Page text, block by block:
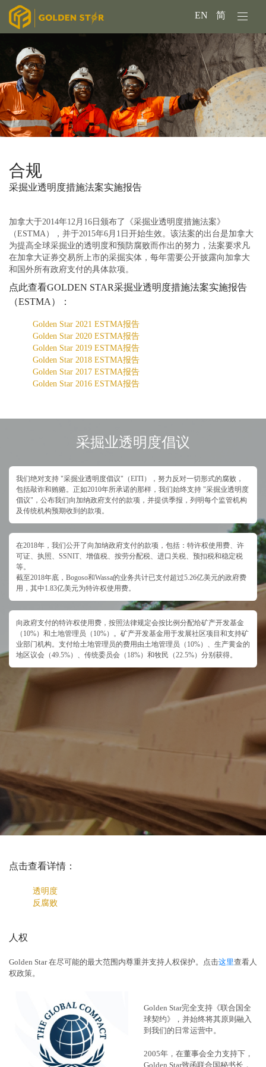
EN 简
合规
采掘业透明度措施法案实施报告
加拿大于2014年12月16日颁布了《采掘业透明度措施法案》
（ESTMA），并于2015年6月1日开始生效。该法案的出台是加拿大
为提高全球采掘业的透明度和预防腐败而作出的努力，法案要求凡
在加拿大证券交易所上市的采掘实体，每年需要公开披露向加拿大
和国外所有政府支付的具体款项。
点此查看GOLDEN STAR采掘业透明度措施法案实施报告
（ESTMA）：
Golden Star 2021 ESTMA报告
Golden Star 2020 ESTMA报告
Golden Star 2019 ESTMA报告
Golden Star 2018 ESTMA报告
Golden Star 2017 ESTMA报告
Golden Star 2016 ESTMA报告
采掘业透明度倡议
我们绝对支持 "采掘业透明度倡议"（EITI），努力反对一切形式的腐败，
包括敲诈和贿赂。正如2010年所承诺的那样，我们始终支持 "采掘业透明度
倡议"，公布我们向加纳政府支付的款项，并提供季报，列明每个监管机构
及传统机构预期收到的款项。
在2018年，我们公开了向加纳政府支付的款项，包括：特许权使用费、许
可证、执照、SSNIT、增值税、按劳分配税、进口关税、预扣税和稳定税
等。
截至2018年底，Bogoso和Wassa的业务共计已支付超过5.26亿美元的政府费
用，其中1.83亿美元为特许权使用费。
向政府支付的特许权使用费，按照法律规定会按比例分配给矿产开发基金
（10%）和土地管理员（10%）。矿产开发基金用于发展社区项目和支持矿
业部门机构。支付给土地管理员的费用由土地管理员（10%）、生产黄金的
地区议会（49.5%）、传统委员会（18%）和牧民（22.5%）分别获得。
点击查看详情：
透明度
反腐败
人权
Golden Star 在尽可能的最大范围内尊重并支持人权保护。点击这里查看人
权政策。
Golden Star完全支持《联合国全
球契约》，并始终将其原则融入
到我们的日常运营中。
2005年，在董事会全力支持下，